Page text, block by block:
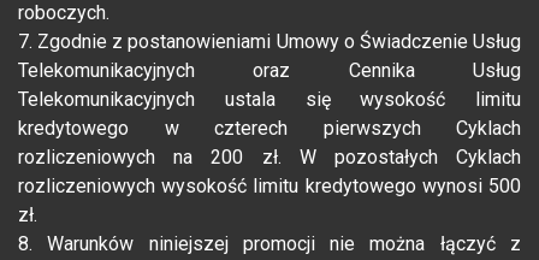
roboczych.
7. Zgodnie z postanowieniami Umowy o Świadczenie Usług
Telekomunikacyjnych oraz Cennika Usług
Telekomunikacyjnych ustala się wysokość limitu
kredytowego w czterech pierwszych Cyklach
rozliczeniowych na 200 zł. W pozostałych Cyklach
rozliczeniowych wysokość limitu kredytowego wynosi 500
zł.
8. Warunków niniejszej promocji nie można łączyć z